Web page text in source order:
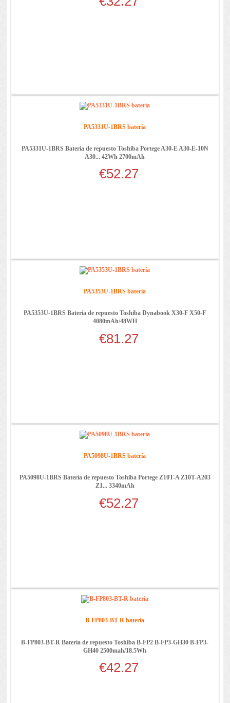
PA5331U-1BRS batería
PA5331U-1BRS Batería de repuesto Toshiba Portege A30-E A30-E-10N
A30... 42Wh 2700mAh
€52.27
PA5353U-1BRS batería
PA5353U-1BRS Batería de repuesto Toshiba Dynabook X30-F X50-F
4080mAh/48WH
€81.27
PA5098U-1BRS batería
PA5098U-1BRS Batería de repuesto Toshiba Portege Z10T-A Z10T-A203
Z1... 3340mAh
€52.27
B-FP803-BT-R batería
B-FP803-BT-R Batería de repuesto Toshiba B-FP2 B-FP3-GH30 B-FP3-
GH40 2500mah/18.5Wh
€42.27